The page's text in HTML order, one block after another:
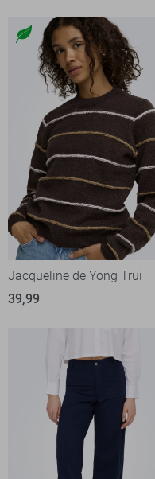
Jacqueline de Yong Trui
39,99